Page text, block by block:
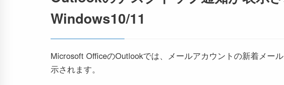
Windows10/11
Microsoft OfficeのOutlookでは、メールアカウントの新着メー
示されます。